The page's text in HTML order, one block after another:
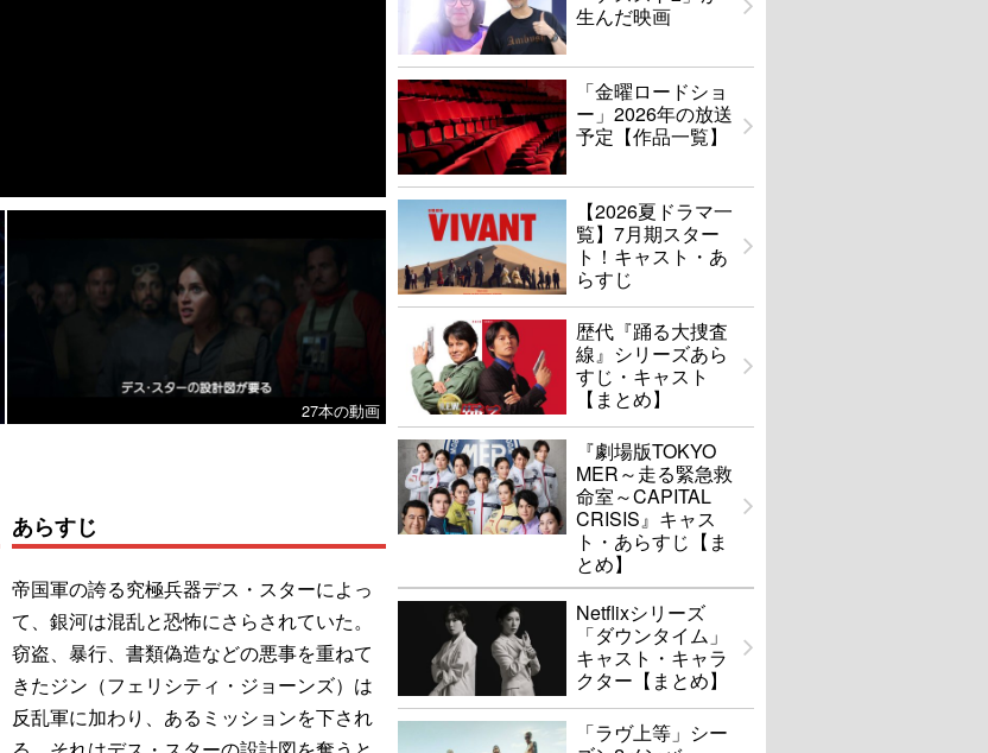
27本の動画
あらすじ
帝国軍の誇る究極兵器デス・スターによっ
て、銀河は混乱と恐怖にさらされていた。
窃盗、暴行、書類偽造などの悪事を重ねて
きたジン（フェリシティ・ジョーンズ）は
反乱軍に加わり、あるミッションを下され
生んだ映画
「金曜ロードショ
ー」2026年の放送
予定【作品一覧】
【2026夏ドラマ一
覧】7月期スター
ト！キャスト・あ
らすじ
歴代『踊る大捜査
線』シリーズあら
すじ・キャスト
【まとめ】
『劇場版TOKYO
MER～走る緊急救
命室～CAPITAL
CRISIS』キャス
ト・あらすじ【ま
とめ】
Netflixシリーズ
「ダウンタイム」
キャスト・キャラ
クター【まとめ】
「ラヴ上等」シー